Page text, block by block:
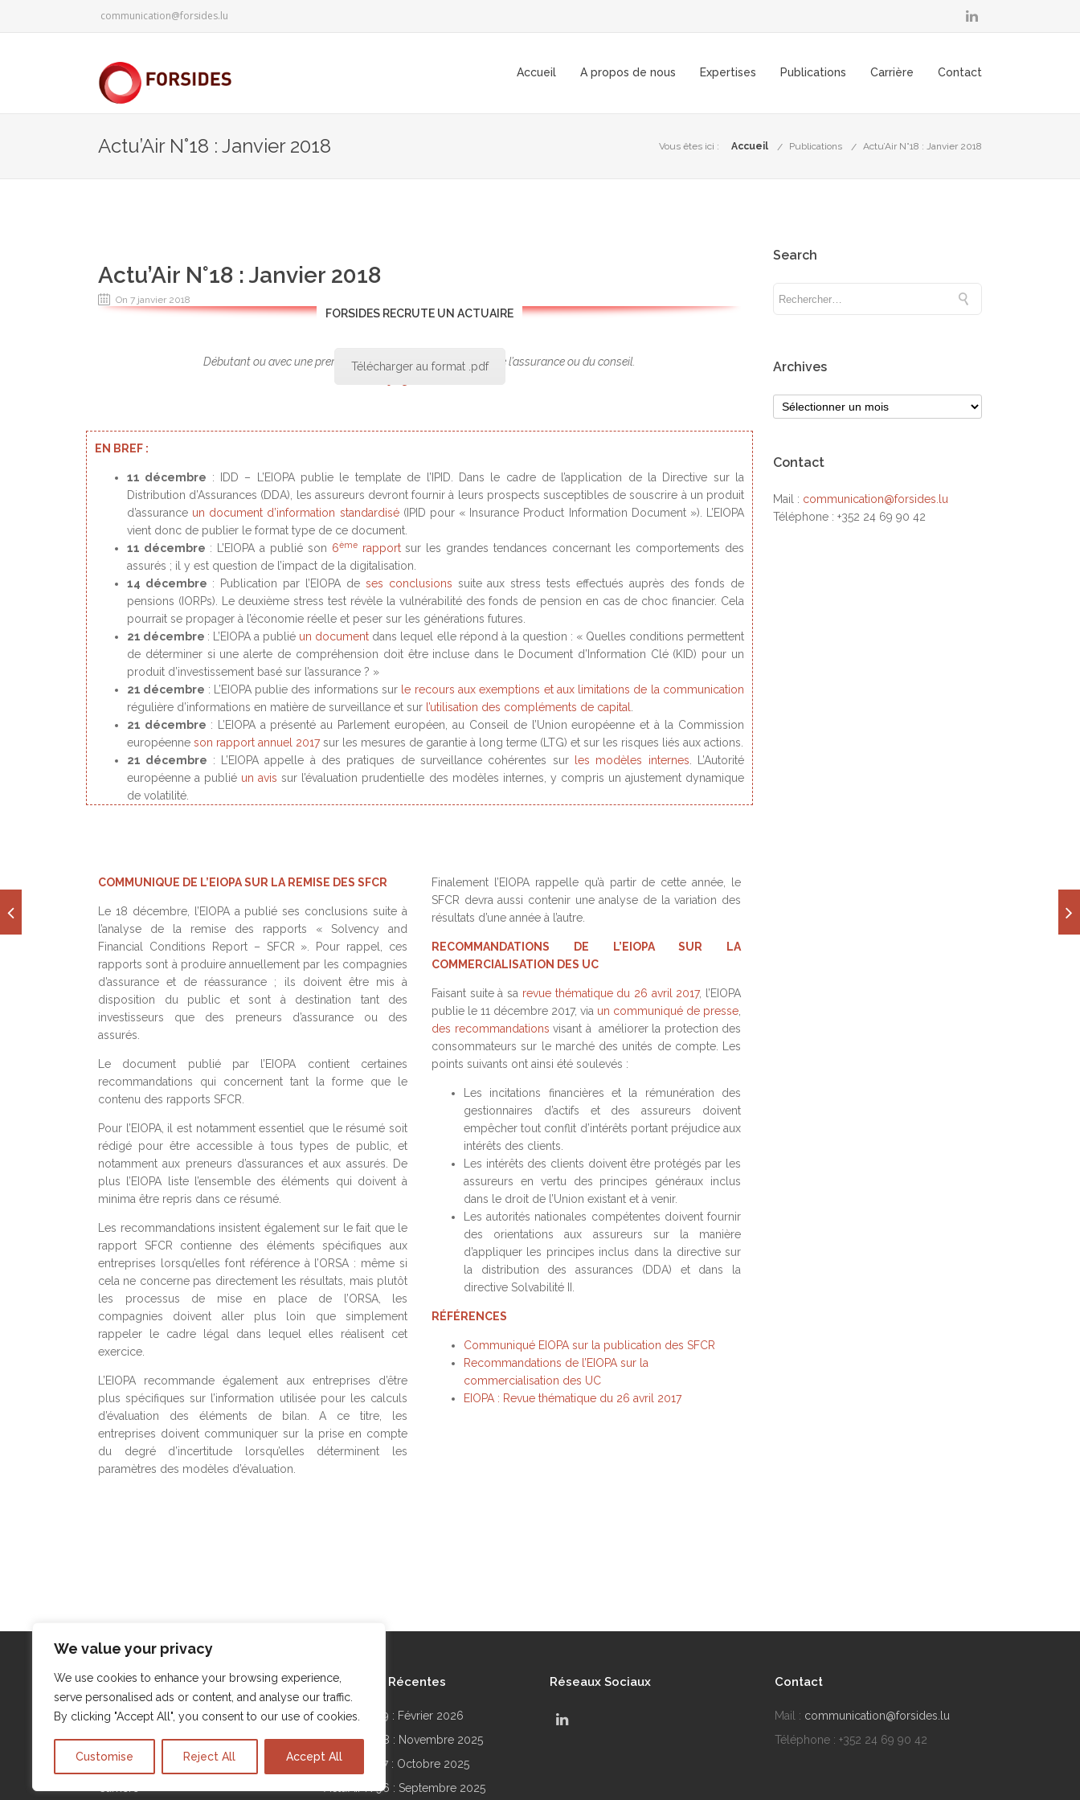
We value your privacy
We use cookies to enhance your browsing experience,
serve personalised ads or content, and analyse our traffic.
By clicking "Accept All", you consent to our use of cookies.
Customise Reject All Accept All
communication@forsides.lu
Accueil A propos de nous Expertises Publications Carrière Contact
Actu’Air N°18 : Janvier 2018 Vous êtes ici : Accueil Publications Actu’Air N°18 : Janvier 2018
Actu’Air N°18 : Janvier 2018
On 7 janvier 2018
FORSIDES RECRUTE UN ACTUAIRE
Débutant ou avec une première expérience dans le secteur de l’assurance ou du conseil.
Télécharger au format .pdf
EN BREF :
11 décembre : IDD – L’EIOPA publie le template de l’IPID. Dans le cadre de l’application de la Directive sur la
Distribution d’Assurances (DDA), les assureurs devront fournir à leurs prospects susceptibles de souscrire à un produit
d’assurance un document d’information standardisé(IPID pour « Insurance Product Information Document »). L’EIOPA
vient donc de publier le format type de ce document.
11 décembre : L’EIOPA a publié son 6èmerapportsur les grandes tendances concernant les comportements des
assurés ; il y est question de l’impact de la digitalisation.
14 décembre : Publication par l’EIOPA de ses conclusions suite aux stress tests effectués auprès des fonds de
pensions (IORPs). Le deuxième stress test révèle la vulnérabilité des fonds de pension en cas de choc financier. Cela
pourrait se propager à l’économie réelle et peser sur les générations futures.
21 décembre : L’EIOPA a publié un document dans lequel elle répond à la question : « Quelles conditions permettent
de déterminer si une alerte de compréhension doit être incluse dans le Document d’Information Clé (KID) pour un
produit d’investissement basé sur l’assurance ? »
21 décembre : L’EIOPA publie des informations sur le recours aux exemptions et aux limitations de la communication
régulière d’informations en matière de surveillance et sur l’utilisation des compléments de capital
21 décembre : L’EIOPA a présenté au Parlement européen, au Conseil de l’Union européenne et à la Commission
européenne son rapport annuel 2017sur les mesures de garantie à long terme (LTG) et sur les risques liés aux actions.
21 décembre : L’EIOPA appelle à des pratiques de surveillance cohérentes sur les modèles internes . L’Autorité
européenne a publié un avis sur l’évaluation prudentielle des modèles internes, y compris un ajustement dynamique
de volatilité.
COMMUNIQUE DE L’EIOPA SUR LA REMISE DES SFCR
Le 18 décembre, l’EIOPA a publié ses conclusions suite à
l’analyse de la remise des rapports « Solvency and
Financial Conditions Report – SFCR ». Pour rappel, ces
rapports sont à produire annuellement par les compagnies
d’assurance et de réassurance ; ils doivent être mis à
disposition du public et sont à destination tant des
investisseurs que des preneurs d’assurance ou des
assurés.
Le document publié par l’EIOPA contient certaines
recommandations qui concernent tant la forme que le
contenu des rapports SFCR.
Pour l’EIOPA, il est notamment essentiel que le résumé soit
rédigé pour être accessible à tous types de public, et
notamment aux preneurs d’assurances et aux assurés. De
plus l’EIOPA liste l’ensemble des éléments qui doivent à
minima être repris dans ce résumé.
Les recommandations insistent également sur le fait que le
rapport SFCR contienne des éléments spécifiques aux
entreprises lorsqu’elles font référence à l’ORSA : même si
cela ne concerne pas directement les résultats, mais plutôt
les processus de mise en place de l’ORSA, les
compagnies doivent aller plus loin que simplement
rappeler le cadre légal dans lequel elles réalisent cet
exercice.
L’EIOPA recommande également aux entreprises d’être
plus spécifiques sur l’information utilisée pour les calculs
d’évaluation des éléments de bilan. A ce titre, les
entreprises doivent communiquer sur la prise en compte
du degré d’incertitude lorsqu’elles déterminent les
paramètres des modèles d’évaluation.
Finalement l’EIOPA rappelle qu’à partir de cette année, le
SFCR devra aussi contenir une analyse de la variation des
résultats d’une année à l’autre.
RECOMMANDATIONS DE L’EIOPA SUR LA
COMMERCIALISATION DES UC
Faisant suite à sa revue thématique du 26 avril 2017, l’EIOPA
publie le 11 décembre 2017, via un communiqué de presse
des recommandations visant à améliorer la protection des
consommateurs sur le marché des unités de compte. Les
points suivants ont ainsi été soulevés :
Les incitations financières et la rémunération des
gestionnaires d’actifs et des assureurs doivent
empêcher tout conflit d’intérêts portant préjudice aux
intérêts des clients.
Les intérêts des clients doivent être protégés par les
assureurs en vertu des principes généraux inclus
dans le droit de l’Union existant et à venir.
Les autorités nationales compétentes doivent fournir
des orientations aux assureurs sur la manière
d’appliquer les principes inclus dans la directive sur
la distribution des assurances (DDA) et dans la
directive Solvabilité II.
RÉFÉRENCES
Communiqué EIOPA sur la publication des SFCR
Recommandations de l’EIOPA sur la
commercialisation des UC
EIOPA : Revue thématique du 26 avril 2017
Search
Archives
Contact
Mail : communication@forsides.lu
Téléphone : +352 24 69 90 42
Menu
Qui sommes-nous ?
Expertises
Mentions légales
Actualités Récentes
Actu’Air N°99 : Février 2026
Actu’Air N°98 : Novembre 2025
Actu’Air N°97 : Octobre 2025
Actu’Air N°96 : Septembre 2025
Réseaux Sociaux Contact
Mail : communication@forsides.lu
Téléphone : +352 24 69 90 42